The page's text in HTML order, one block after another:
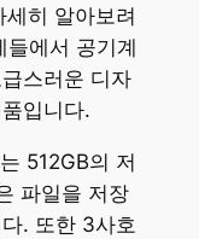
히 알아보려
에서 공기계
스러운 디자
입니다.
512GB의 저
파일을 저장
. 또한 3사호